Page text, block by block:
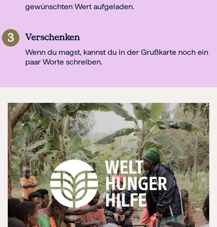
gewünschten Wert aufgeladen.
3 Verschenken
Wenn du magst, kannst du in der Grußkarte noch ein
paar Worte schreiben.